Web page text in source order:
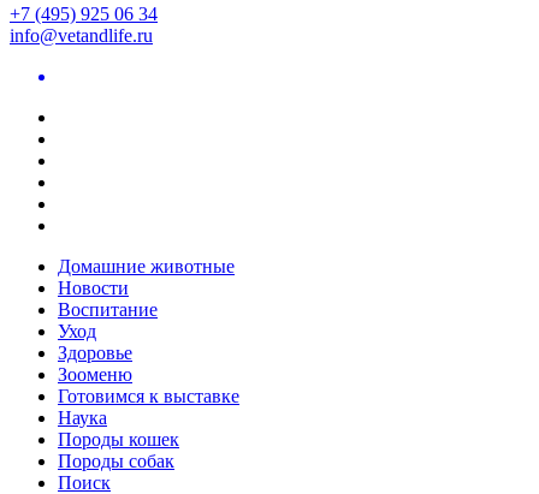
+7 (495) 925 06 34
info@vetandlife.ru
Домашние животные
Новости
Воспитание
Уход
Здоровье
Зооменю
Готовимся к выставке
Наука
Породы кошек
Породы собак
Поиск